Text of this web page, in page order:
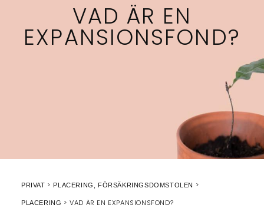
VAD ÄR EN
EXPANSIONSFOND?
PRIVAT PLACERING, FÖRSÄKRINGSDOMSTOLEN
PLACERING VAD ÄR EN EXPANSIONSFOND?